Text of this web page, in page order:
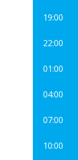
19:00
22:00
01:00
04:00
07:00
10:00